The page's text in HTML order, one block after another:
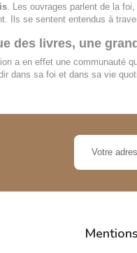
. Les ouvrages parlent de la
Ils se sentent entendus à
des livres, une
a en effet une communauté
dans sa foi et dans sa vie